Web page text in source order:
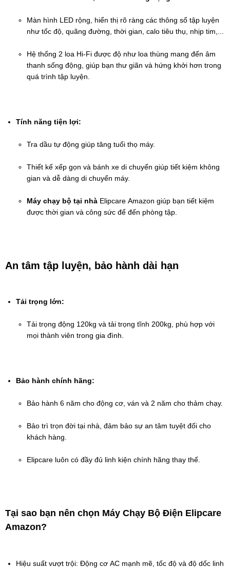
Màn hình LED rộng, hiển thị rõ ràng các thông số tập luyện
như tốc độ, quãng đường, thời gian, calo tiêu thụ, nhịp tim,...
Hệ thống 2 loa Hi-Fi được độ như loa thùng mang đến âm
thanh sống động, giúp bạn thư giãn và hứng khởi hơn trong
quá trình tập luyện.
Tính năng tiện lợi:
Tra dầu tự động giúp tăng tuổi thọ máy.
Thiết kế xếp gọn và bánh xe di chuyển giúp tiết kiệm không
gian và dễ dàng di chuyển máy.
Máy chạy bộ tại nhà Elipcare Amazon giúp bạn tiết kiệm
được thời gian và công sức để đến phòng tập.
An tâm tập luyện, bảo hành dài hạn
Tải trọng lớn:
Tải trọng động 120kg và tải trọng tĩnh 200kg, phù hợp với
mọi thành viên trong gia đình.
Bảo hành chính hãng:
Bảo hành 6 năm cho động cơ, ván và 2 năm cho thảm chạy.
Bảo trì trọn đời tại nhà, đảm bảo sự an tâm tuyệt đối cho
khách hàng.
Elipcare luôn có đầy đủ linh kiện chính hãng thay thế.
Tại sao bạn nên chọn Máy Chạy Bộ Điện Elipcare
Amazon?
Hiệu suất vượt trội: Động cơ AC mạnh mẽ, tốc độ và độ dốc linh